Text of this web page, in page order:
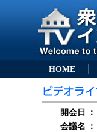
HOME
開会日 ：
会議名
：